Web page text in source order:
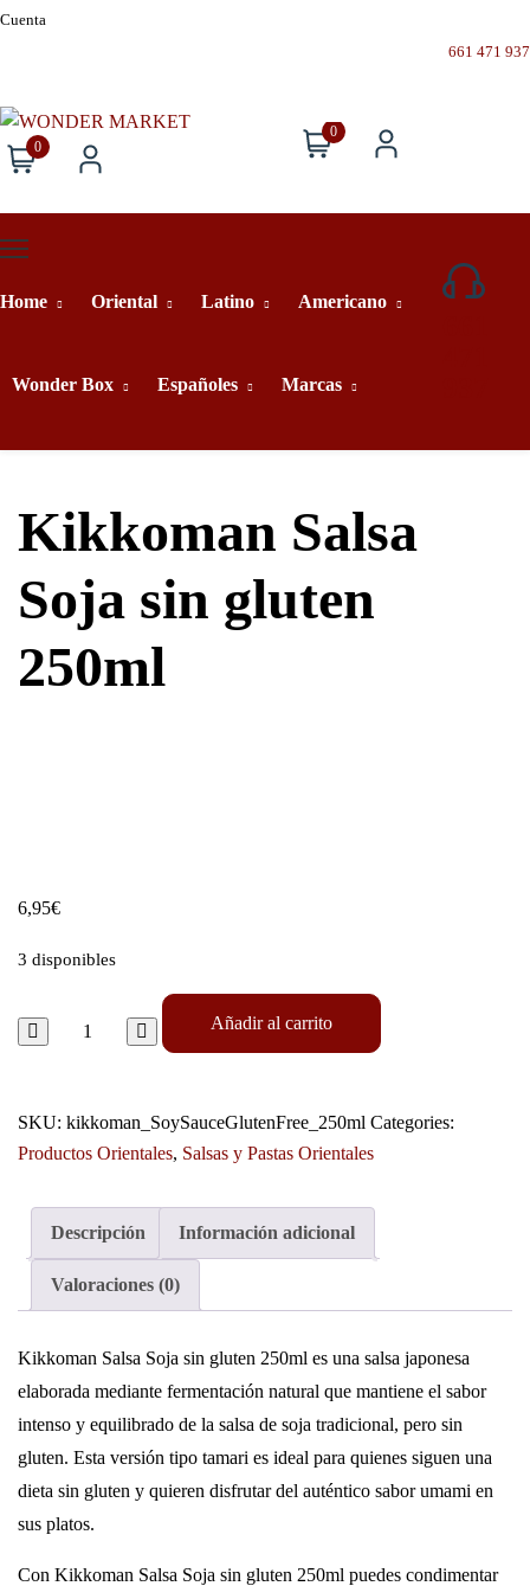
Cuenta
661 471 937
0
0
Home Oriental Latino Americano
Wonder Box Españoles Marcas
Kikkoman Salsa
Soja sin gluten
250ml
6,95€
3 disponibles
Añadir al carrito
SKU: kikkoman_SoySauceGlutenFree_250ml Categories:
Productos Orientales, Salsas y Pastas Orientales
Descripción Información adicional
Valoraciones (0)
Kikkoman Salsa Soja sin gluten 250ml es una salsa japonesa
elaborada mediante fermentación natural que mantiene el sabor
intenso y equilibrado de la salsa de soja tradicional, pero sin
gluten. Esta versión tipo tamari es ideal para quienes siguen una
dieta sin gluten y quieren disfrutar del auténtico sabor umami en
sus platos.
Con Kikkoman Salsa Soja sin gluten 250ml puedes condimentar